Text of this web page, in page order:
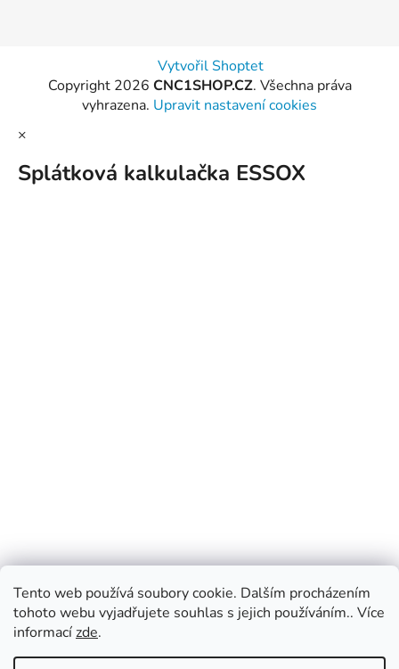
Tento web používá soubory cookie. Dalším procházením
tohoto webu vyjadřujete souhlas s jejich používáním.. Více
informacízde.
Vytvořil Shoptet
Copyright 2026 CNC1SHOP.CZ. Všechna práva
vyhrazena. Upravit nastavení cookies
×
Splátková kalkulačka ESSOX